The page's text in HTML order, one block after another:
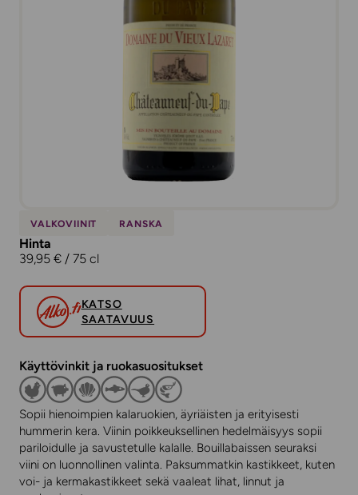
VALKOVIINIT RANSKA
Hinta
39,95 € / 75 cl
KATSO
SAATAVUUS
Käyttövinkit ja ruokasuositukset
Sopii hienoimpien kalaruokien, äyriäisten ja erityisesti
hummerin kera. Viinin poikkeuksellinen hedelmäisyys sopii
pariloidulle ja savustetulle kalalle. Bouillabaissen seuraksi
viini on luonnollinen valinta. Paksummatkin kastikkeet, kuten
voi- ja kermakastikkeet sekä vaaleat lihat, linnut ja